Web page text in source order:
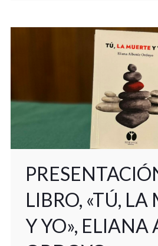
LIBRO, «TÚ, LA
Y YO», ELIANA